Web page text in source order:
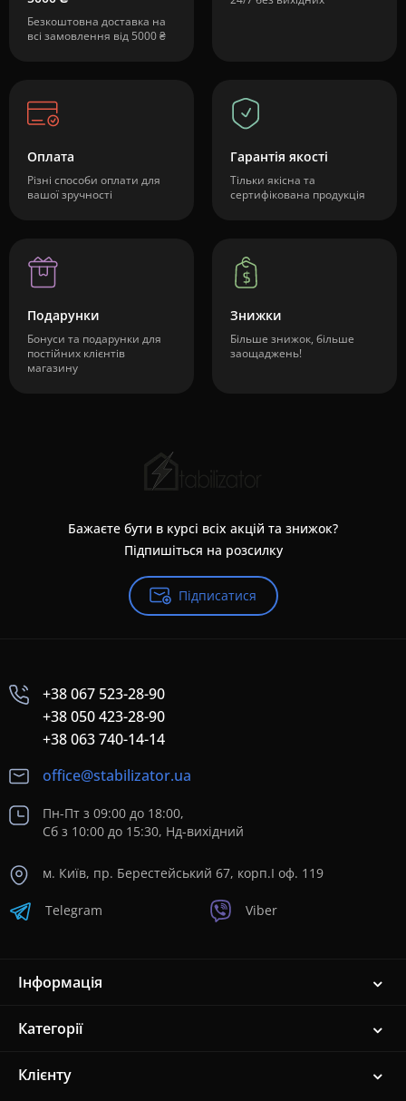
Безкоштовна доставка на
всі замовлення від 5000 ₴
Оплата
Різні способи оплати для
вашої зручності
Гарантія якості
Тільки якісна та
сертифікована продукція
Подарунки
Бонуси та подарунки для
постійних клієнтів
магазину
Знижки
Більше знижок, більше
заощаджень!
Бажаєте бути в курсі всіх акцій та знижок?
Підпишіться на розсилку
Підписатися
+38 067 523-28-90
+38 050 423-28-90
+38 063 740-14-14
office@stabilizator.ua
Пн-Пт з 09:00 до 18:00,
Сб з 10:00 до 15:30, Нд-вихідний
м. Київ, пр. Берестейський 67, корп.I оф. 119
Telegram Viber
Інформація
Категорії
Клієнту